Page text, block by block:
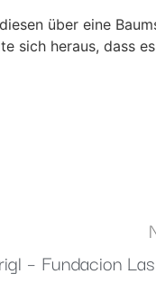
über eine
sich heraus, dass
– Fundacion